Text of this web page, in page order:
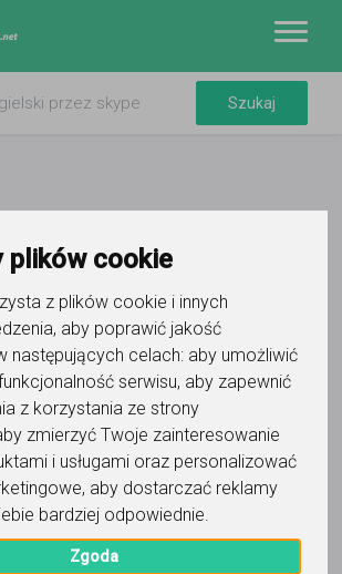
plików cookie
z plików cookie i innych
aby poprawić jakość
następujących celach: aby umożliwić
serwisu, aby zapewnić
z korzystania ze strony
zmierzyć Twoje zainteresowanie
i usługami oraz personalizować
, aby dostarczać reklamy
bardziej odpowiednie
Zgoda
Wyślij wiadomość